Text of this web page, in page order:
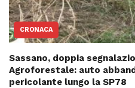
CRONACA
Sassano, doppia
Agroforestale: auto
pericolante lungo la SP78